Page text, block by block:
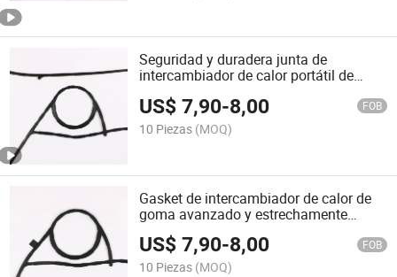
Seguridad y duradera junta de
intercambiador de calor portátil de
US$7,90-8,00 FOB
10 Piezas (MOQ)
Gasket de intercambiador de calor de
goma avanzado y estrechamente
conectado de alta venta
US$7,90-8,00 FOB
10 Piezas (MOQ)